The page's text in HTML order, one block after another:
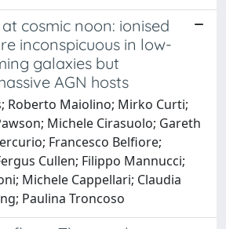
at cosmic noon: ionised
inconspicuous in low-
galaxies but
AGN hosts
Roberto Maiolino; Mirko Curti;
Michele Cirasuolo; Gareth
Francesco Belfiore;
Cullen; Filippo Mannucci;
Michele Cappellari; Claudia
Paulina Troncoso